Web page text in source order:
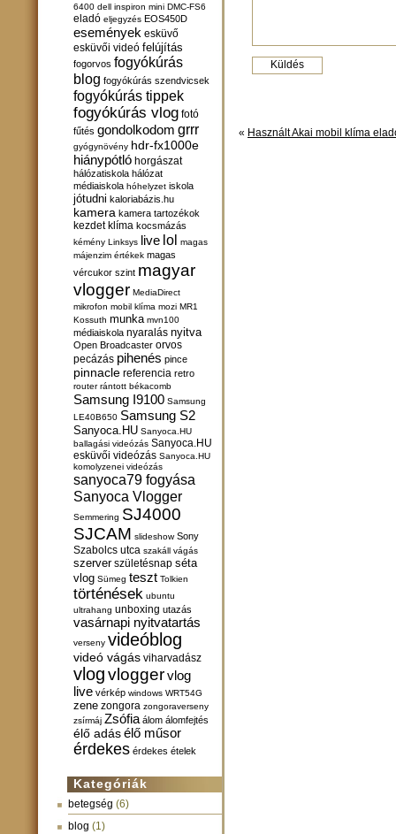
6400 dell inspiron mini DMC-FS6
eladó eljegyzés EOS450D
események esküvő
esküvői videó felújítás
fogorvos fogyókúrás
blog fogyókúrás szendvicsek
fogyókúrás tippek
fogyókúrás vlog fotó
fűtés gondolkodom grrr
gyógynövény hdr-fx1000e
hiánypótló horgászat
hálózatiskola hálózat
médiaiskola hóhelyzet iskola
jótudni kaloriabázis.hu
kamera kamera tartozékok
kezdet klíma kocsmázás
kémény Linksys live lol magas
májenzim értékek magas
vércukor szint magyar
vlogger MediaDirect
mikrofon mobil klíma mozi MR1
Kossuth munka mvn100
médiaiskola nyaralás nyitva
Open Broadcaster orvos
pecázás pihenés pince
pinnacle referencia retro
router rántott békacomb
Samsung I9100 Samsung
LE40B650 Samsung S2
Sanyoca.HU Sanyoca.HU
ballagási videózás Sanyoca.HU
esküvői videózás Sanyoca.HU
komolyzenei videózás
sanyoca79 fogyása
Sanyoca Vlogger
Semmering SJ4000
SJCAM slideshow Sony
Szabolcs utca szakáll vágás
szerver születésnap séta
vlog Sümeg teszt Tolkien
történések ubuntu
ultrahang unboxing utazás
vasárnapi nyitvatartás
verseny videóblog
videó vágás viharvadász
vlogvloggervlog
live vérkép windows WRT54G
zene zongora zongoraverseny
zsírmáj Zsófia álom álomfejtés
élő adás élő műsor
érdekes érdekes ételek
Kategóriák
betegség (6)
blog (1)
« Használt Akai mobil klíma